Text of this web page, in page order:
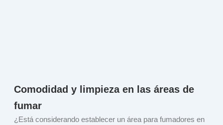
Comodidad y limpieza en las áreas de
fumar
¿Está considerando establecer un área para fumadores en